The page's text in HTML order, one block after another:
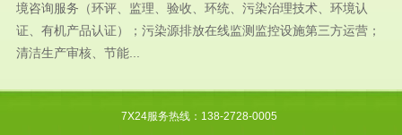
境咨询服务（环评、监理、验收、环统、污染治理技术、环境认
证、有机产品认证）；污染源排放在线监测监控设施第三方运营；
清洁生产审核、节能...
7X24服务热线：138-2728-0005